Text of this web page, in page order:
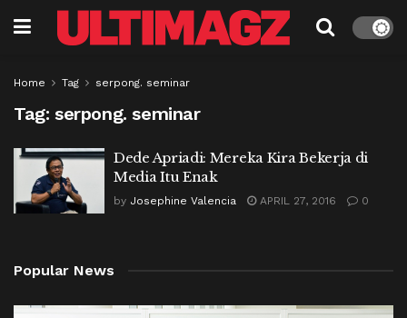
Home Tag serpong. seminar
Tag: serpong. seminar
Dede Apriadi: Mereka Kira Bekerja di
Media Itu Enak
by Josephine Valencia APRIL 27, 2016 0
Popular News